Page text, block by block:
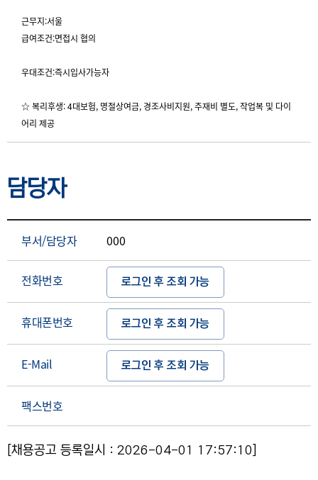
근무지:서울
급여조건:면접시 협의
우대조건:즉시입사가능자
☆ 복리후생: 4대보험, 명절상여금, 경조사비지원, 주재비 별도, 작업복 및 다이
어리 제공
담당자
부서/담당자 000
전화번호 로그인 후 조회 가능
휴대폰번호 로그인 후 조회 가능
E-Mail 로그인 후 조회 가능
팩스번호
[채용공고 등록일시 : 2026-04-01 17:57:10]